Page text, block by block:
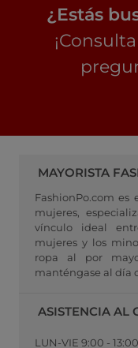
¿Estás
MAYORISTA
FashionPo.com
mujeres,
vínculo ideal
mujeres y los
ropa al por
manténgase al día
ASISTENCIA AL
LUN-VIE 9:00 -